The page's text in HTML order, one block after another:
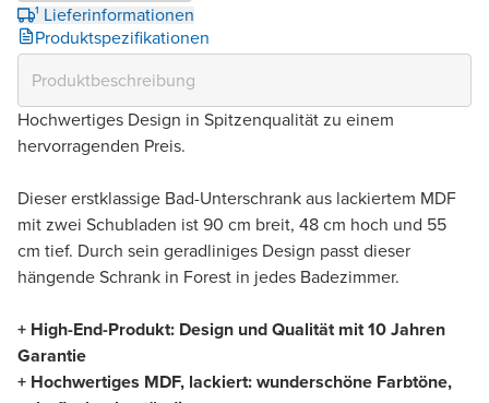
¹ Lieferinformationen
Produktspezifikationen
Hochwertiges Design in Spitzenqualität zu einem
hervorragenden Preis.
Dieser erstklassige Bad-Unterschrank aus lackiertem MDF
mit zwei Schubladen ist 90 cm breit, 48 cm hoch und 55
cm tief. Durch sein geradliniges Design passt dieser
hängende Schrank in Forest in jedes Badezimmer.
+ High-End-Produkt: Design und Qualität mit 10 Jahren
Garantie
+ Hochwertiges MDF, lackiert: wunderschöne Farbtöne,